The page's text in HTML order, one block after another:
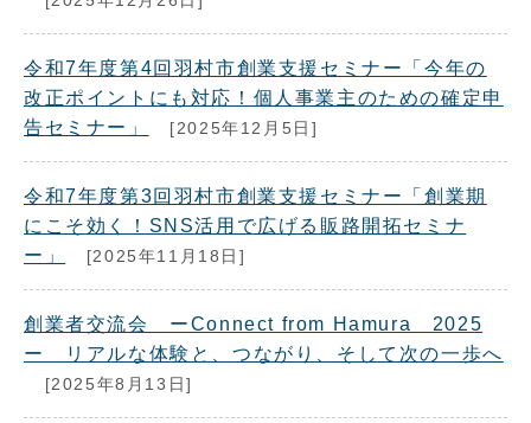
令和7年度第4回羽村市創業支援セミナー「今年の
改正ポイントにも対応！個人事業主のための確定申
告セミナー」
[2025年12月5日]
令和7年度第3回羽村市創業支援セミナー「創業期
にこそ効く！SNS活用で広げる販路開拓セミナ
ー」
[2025年11月18日]
創業者交流会 ーConnect from Hamura 2025
ー リアルな体験と、つながり、そして次の一歩へ
[2025年8月13日]